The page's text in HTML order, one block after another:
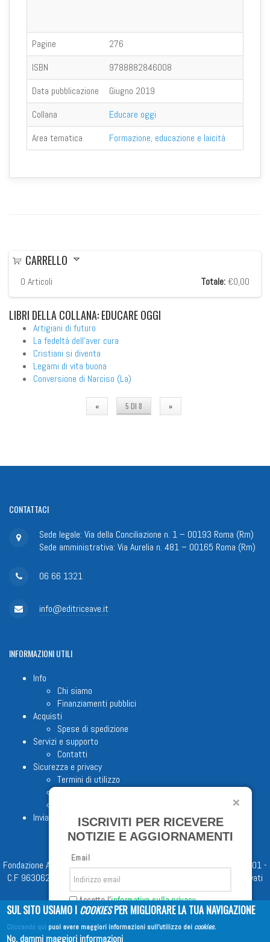
Pagine
276
ISBN
9788882846008
Data pubblicazione
Giugno 2019
Collana
Educare oggi
Area tematica
Formazione, educazione e laicità
CARRELLO
0 Articoli Totale: €0,00
LIBRI DELLA COLLANA: EDUCARE OGGI
Artigiani di futuro
La fedeltà dell'aver cura
Cristiani si diventa
Legami di vita buona
Conversione di Narciso (La)
« 5 DI 8 »
CONTATTACI
Sede legale: Via della Conciliazione n. 1 – 00193 Roma (Rm)
Sede amministrativa: Via Aurelia n. 481 – 00165 Roma (Rm)
06 66 1321
info@editriceave.it
INFORMAZIONIUTILI
Info
Chi siamo
Finanziamenti pubblici
Acquisti
Spese di spedizione
Servizi e supporto
Contatti
Sicurezza e privacy
Termini di utilizzo
Invia proposta editoriale
Fondazione Apostolicam Actuositatem ETS © 2023 - P.I. 05398481001 -
C.F 96306220581 - REA 888781 del 23/02/98 - Tutti i diritti riservati
ISCRIVITI PER RICEVERE
NOTIZIE E AGGIORNAMENTI
Email
Accetto l'informativa sulla privacy
Iscriviti
SUL SITO USIAMO I COOKIESPER MIGLIORARE LA TUA NAVIGAZIONE
Cliccando qui puoi avere maggiori informazioni sull'utilizzo dei cookies.
No, dammi maggiori informazioni